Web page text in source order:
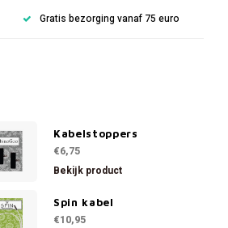
Gratis bezorging vanaf 75 euro
Kabelstoppers
€6,75
Bekijk product
Spin kabel
€10,95